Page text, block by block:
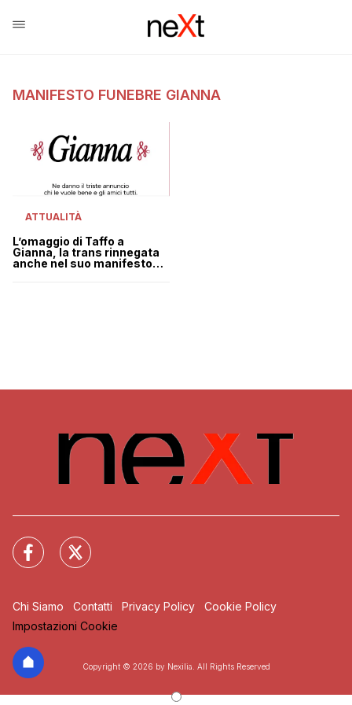
MANIFESTO FUNEBRE GIANNA
ATTUALITÀ
L’omaggio di Taffo a
Gianna, la trans rinnegata
anche nel suo manifesto
Chi Siamo Contatti Privacy Policy
Cookie Policy
Impostazioni Cookie
Copyright © 2026 by Nexilia. All Rights Reserved